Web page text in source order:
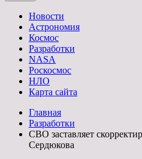
Новости
Астрономия
Космос
Разработки
NASA
Роскосмос
НЛО
Карта сайта
Главная
Разработки
СВО заставляет
Сердюкова